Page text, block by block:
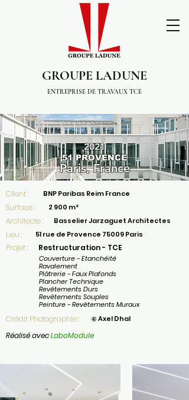
GROUPE LADUNE
ENTREPRISE DE TRAVAUX TCE
2021
51 PROVENCE
Paris, France
Client : BNP Paribas Reim France
Surface : 2 900 m²
Architecte : Basselier Jarzaguet Architectes
Lieu : 51 rue de Provence 75009 Paris
Projet : Restructuration - TCE
Couverture - Etanchéité
Ravalement
Plâtrerie - Faux Plafonds
Plancher Technique
Revêtements Durs
Revêtements Souples
Peinture - Revêtements Muraux
Crédit Photographie : © Axel Dhal
Réalisé avecLaboModule